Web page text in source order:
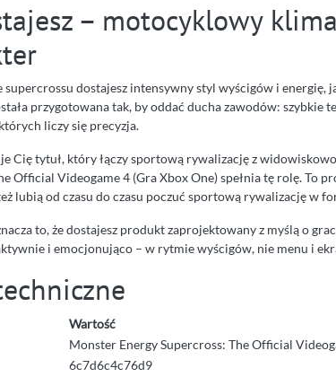
– motocyklowy
supercrossu dostajesz intensywny styl wyścigów i energię,
przygotowana tak, by oddać ducha zawodów: szybkie
liczy się precyzja.
Cię tytuł, który łączy sportową rywalizację z
Official Videogame 4 (Gra Xbox One) spełnia tę rolę. To
też lubią od czasu do czasu poczuć sportową rywalizację w
to, że dostajesz produkt zaprojektowany z myślą o
i emocjonująco – w rytmie wyścigów, nie menu i
Wartość
Monster Energy Supercross: The Official
6c7d6c4c76d9